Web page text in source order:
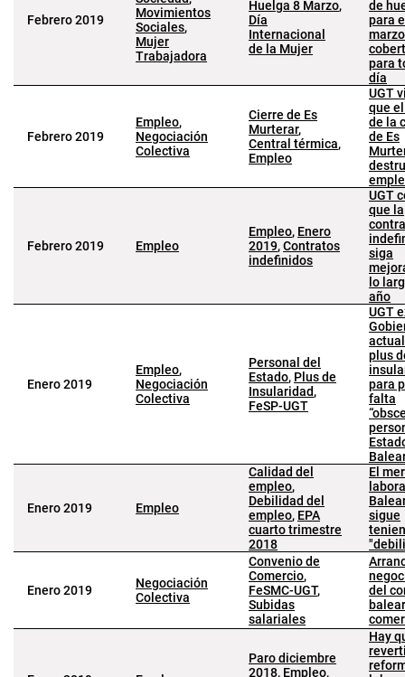
Febrero 2019
Movimientos
Sociales,
Mujer
Trabajadora
Huelga 8 Marzo,
Día
Internacional
de la Mujer
de
para
para
día
Febrero 2019
Empleo,
Negociación
Colectiva
Cierre de Es
Murterar,
Central térmica,
Empleo
UGT
que
de la
de Es
Febrero 2019 Empleo
Empleo, Enero
2019,Contratos
indefinidos
UGT
que la
siga
lo
año
Enero 2019
Empleo,
Negociación
Colectiva
Personal del
Estado, Plus de
Insularidad,
FeSP-UGT
UGT
plus
para
falta
Enero 2019 Empleo
Calidad del
empleo,
Debilidad del
empleo, EPA
cuarto trimestre
2018
El
sigue
Enero 2019
Negociación
Colectiva
Convenio de
Comercio,
FeSMC-UGT,
Subidas
salariales
del
Paro diciembre
2018, Empleo,
Hay